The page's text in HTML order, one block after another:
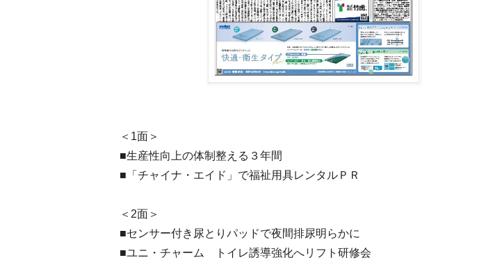
＜1面＞
■生産性向上の体制整える３年間
■「チャイナ・エイド」で福祉用具レンタルＰＲ
＜2面＞
■センサー付き尿とりパッドで夜間排尿明らかに
■ユニ・チャーム トイレ誘導強化へリフト研修会